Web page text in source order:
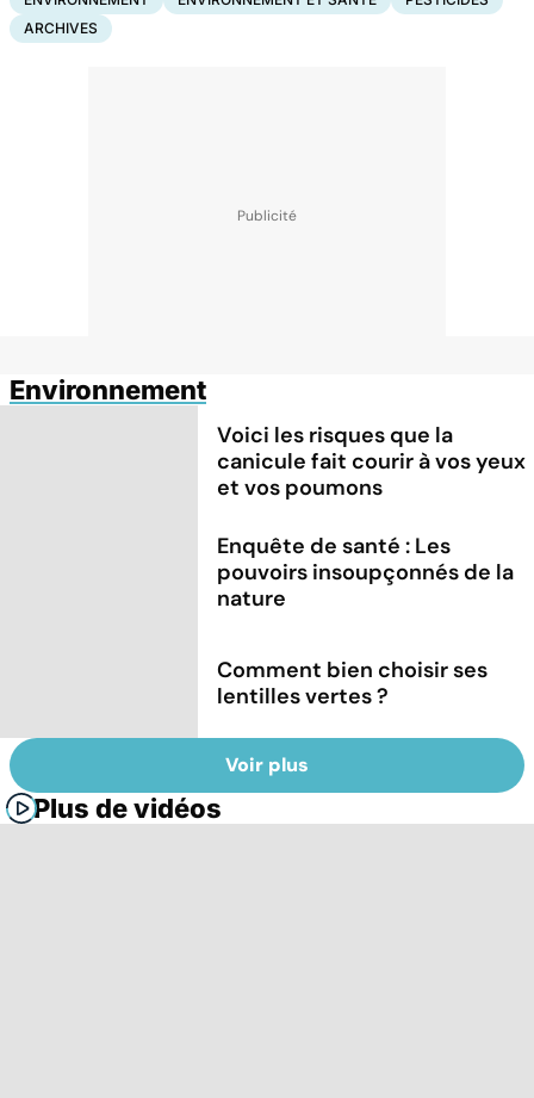
ARCHIVES
Environnement
Voici les risques que la
canicule fait courir à vos yeux
et vos poumons
Enquête de santé : Les
pouvoirs insoupçonnés de la
nature
Comment bien choisir ses
lentilles vertes ?
Voir plus
Plus de vidéos